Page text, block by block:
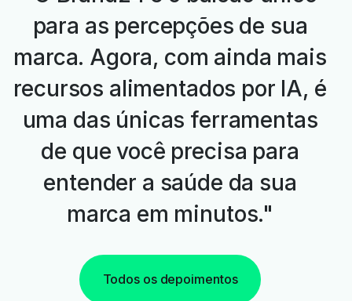
para as percepções de sua
marca. Agora, com ainda mais
recursos alimentados por IA, é
uma das únicas ferramentas
de que você precisa para
entender a saúde da sua
marca em minutos."
Todos os depoimentos